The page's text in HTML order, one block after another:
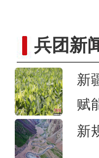
兵团新
新
赋
新
新